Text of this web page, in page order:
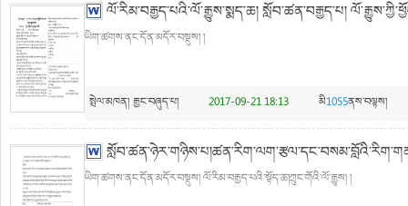
ལོ་རིམ་བརྒྱད་པའི་ལོ་རྒྱུས་སྨད་ཆ། སློབ་ཚན་བརྒྱད་པ།
ཡིག་ཚགས་ནང་དོན་མདོར་བསྡུས། །
སྤེལ་མཁན། རྒྱང་བཞུད་པ། 2017-09-21 18:13 མི1055ནས་བལྟས།
ཡིག་ཚགས་ནང་དོན་མདོར་བསྡུས། ལོ་རིམ་བརྒྱད་པའི་སྟོད་ཆ།ཀྲུང་གོའི་ལོ་རྒྱུས། །